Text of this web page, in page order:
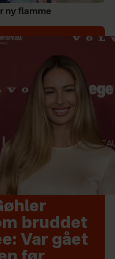
ny flamme
bruddet
Var gået